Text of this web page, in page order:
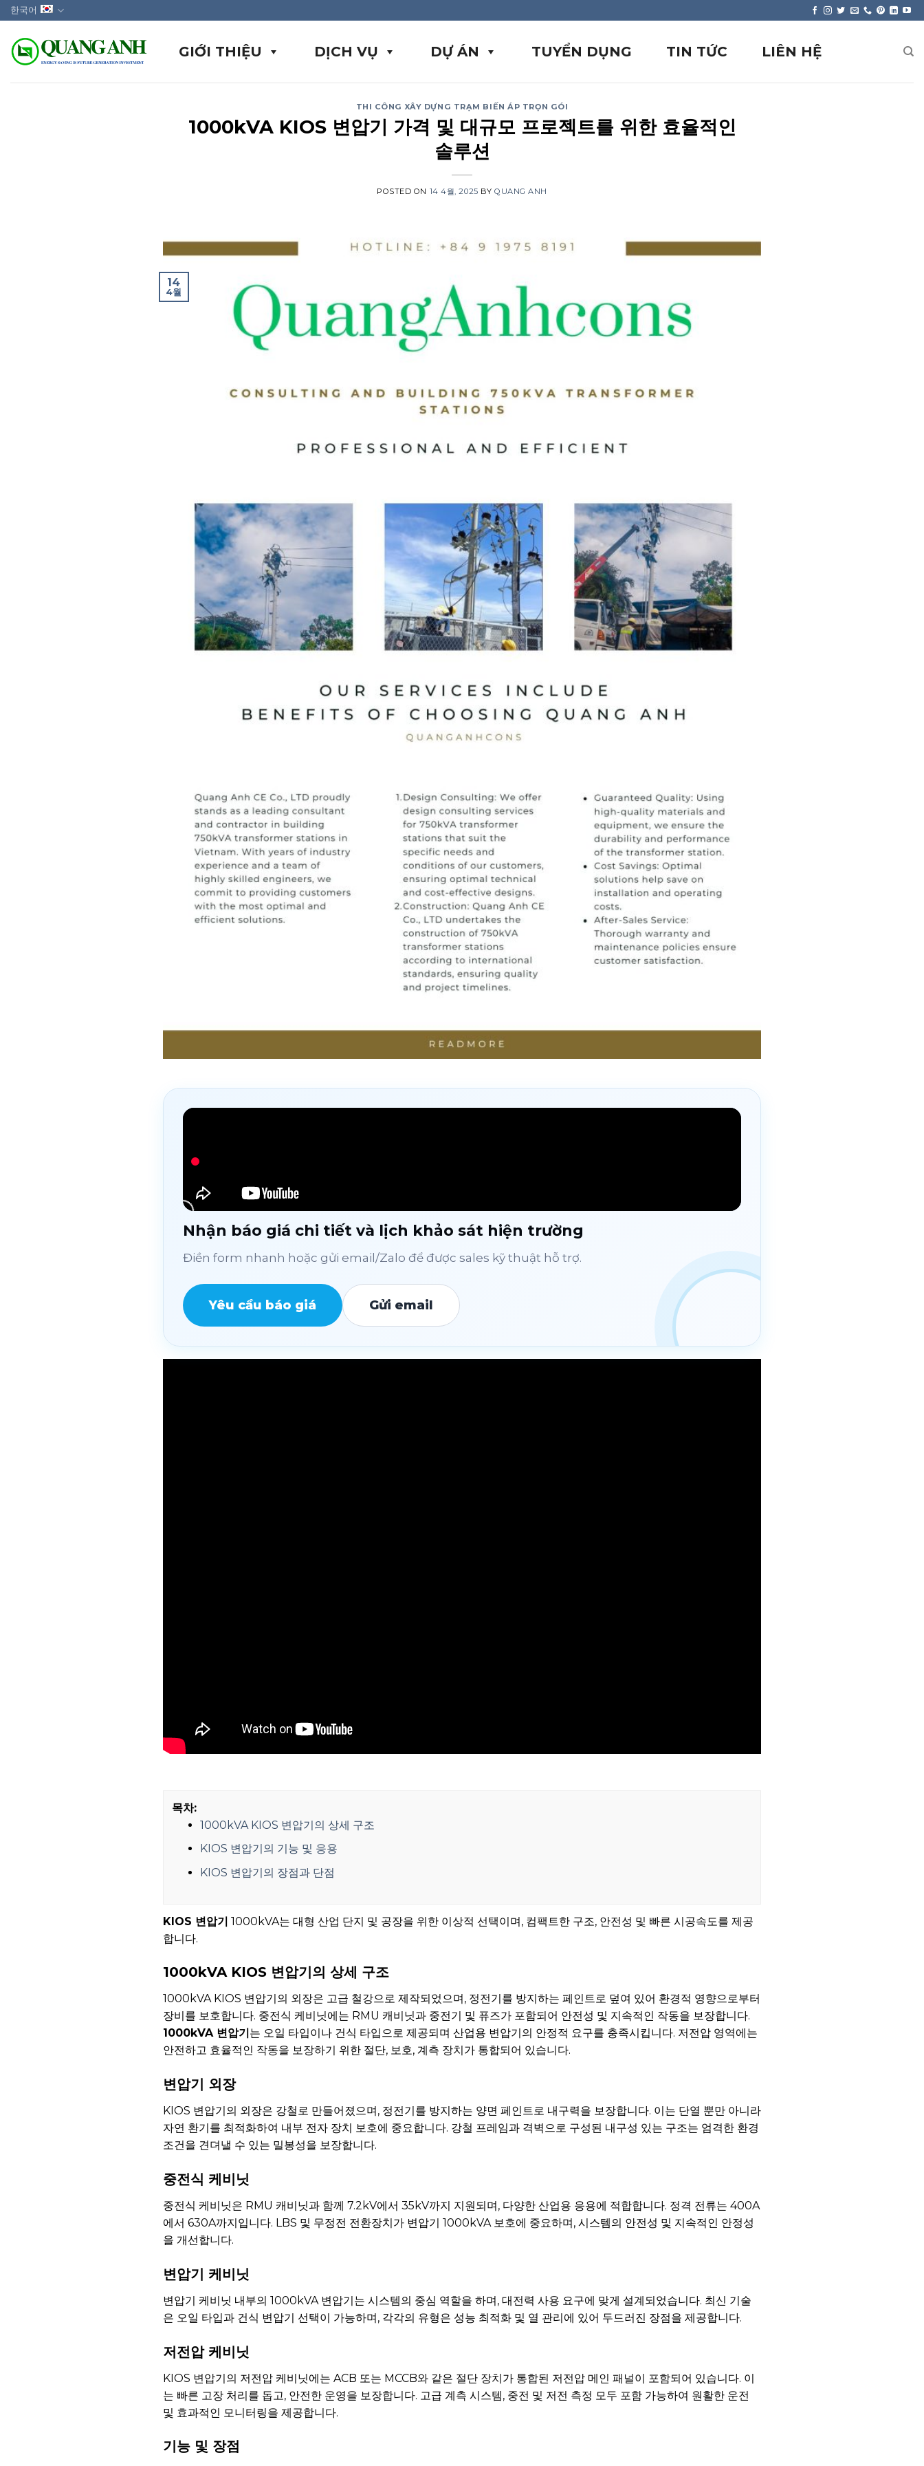
Skip
to
content
한국어
GIỚI THIỆU DỊCH VỤ DỰ ÁN TUYỂN DỤNG TIN TỨC LIÊN HỆ
THI CÔNG XÂY DỰNG TRẠM BIẾN ÁP TRỌN GÓI
1000kVA KIOS 변압기 가격 및 대규모 프로젝트를 위한 효율적인
솔루션
POSTED ON 14 4월, 2025 BY QUANG ANH
14
4월
Nhận báo giá chi tiết và lịch khảo sát hiện trường
Điền form nhanh hoặc gửi email/Zalo để được sales kỹ thuật hỗ trợ.
Yêu cầu báo giá Gửi email
목차:
1000kVA KIOS 변압기의 상세 구조
KIOS 변압기의 기능 및 응용
KIOS 변압기의 장점과 단점
KIOS 변압기 1000kVA는 대형 산업 단지 및 공장을 위한 이상적 선택이며, 컴팩트한 구조, 안전성 및 빠른 시공속도를 제공
합니다.
1000kVA KIOS 변압기의 상세 구조
1000kVA KIOS 변압기의 외장은 고급 철강으로 제작되었으며, 정전기를 방지하는 페인트로 덮여 있어 환경적 영향으로부터
장비를 보호합니다. 중전식 케비닛에는 RMU 캐비닛과 중전기 및 퓨즈가 포함되어 안전성 및 지속적인 작동을 보장합니다.
1000kVA 변압기 는 오일 타입이나 건식 타입으로 제공되며 산업용 변압기의 안정적 요구를 충족시킵니다. 저전압 영역에는
안전하고 효율적인 작동을 보장하기 위한 절단, 보호, 계측 장치가 통합되어 있습니다.
변압기 외장
KIOS 변압기의 외장은 강철로 만들어졌으며, 정전기를 방지하는 양면 페인트로 내구력을 보장합니다. 이는 단열 뿐만 아니라
자연 환기를 최적화하여 내부 전자 장치 보호에 중요합니다. 강철 프레임과 격벽으로 구성된 내구성 있는 구조는 엄격한 환경
조건을 견뎌낼 수 있는 밀봉성을 보장합니다.
중전식 케비닛
중전식 케비닛은 RMU 캐비닛과 함께 7.2kV에서 35kV까지 지원되며, 다양한 산업용 응용에 적합합니다. 정격 전류는 400A
에서 630A까지입니다. LBS 및 무정전 전환장치가 변압기 1000kVA 보호에 중요하며, 시스템의 안전성 및 지속적인 안정성
을 개선합니다.
변압기 케비닛
변압기 케비닛 내부의 1000kVA 변압기는 시스템의 중심 역할을 하며, 대전력 사용 요구에 맞게 설계되었습니다. 최신 기술
은 오일 타입과 건식 변압기 선택이 가능하며, 각각의 유형은 성능 최적화 및 열 관리에 있어 두드러진 장점을 제공합니다.
저전압 케비닛
KIOS 변압기의 저전압 케비닛에는 ACB 또는 MCCB와 같은 절단 장치가 통합된 저전압 메인 패널이 포함되어 있습니다. 이
는 빠른 고장 처리를 돕고, 안전한 운영을 보장합니다. 고급 계측 시스템, 중전 및 저전 측정 모두 포함 가능하여 원활한 운전
및 효과적인 모니터링을 제공합니다.
기능 및 장점